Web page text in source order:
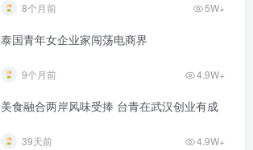
8个月前 5W+
泰国青年女企业家闯荡电商界
9个月前 4.9W+
美食融合两岸风味受捧 台青在武汉创业有成
39天前 4.9W+